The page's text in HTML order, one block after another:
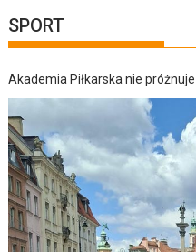
SPORT
Akademia Piłkarska nie próżnuje